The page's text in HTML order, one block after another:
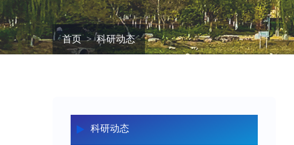
首页 科研动态
科研动态